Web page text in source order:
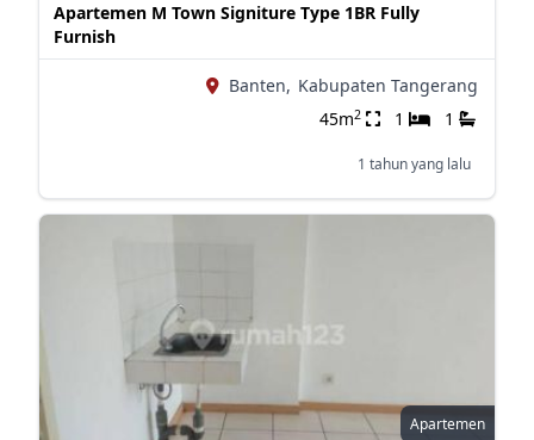
Apartemen M Town Signiture Type 1BR Fully
Furnish
Banten, Kabupaten Tangerang
45m2 1 1
1 tahun yang lalu
Apartemen